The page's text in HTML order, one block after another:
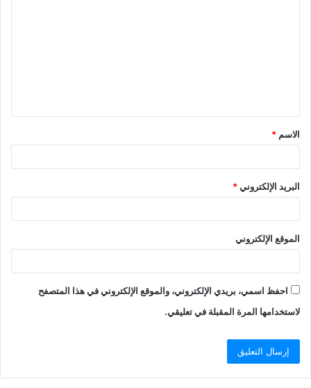
الاسم *
البريد الإلكتروني*
الموقع الإلكتروني
احفظ اسمي، بريدي الإلكتروني، والموقع الإلكتروني في هذا المتصفح
لاستخدامها المرة المقبلة في تعليقي.